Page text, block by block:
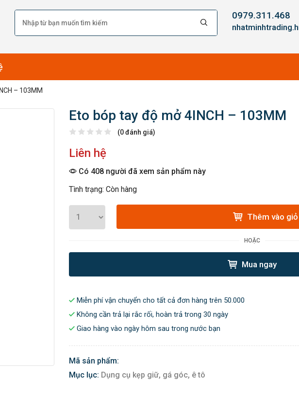
0979.311.468
– 103MM
Eto bóp tay độ mở 4INCH – 103MM
(0 đánh giá)
Liên hệ
Có 408 người đã xem sản phẩm này
Tình trạng: Còn hàng
Thêm vào giỏ
HOẶC
Mua ngay
Miễn phí vận chuyển cho tất cả đơn hàng trên 50.000
Không cần trả lại rắc rối, hoàn trả trong 30 ngày
Giao hàng vào ngày hôm sau trong nước bạn
Mã sản phẩm:
Mục lục: Dụng cụ kẹp giữ, gá góc, ê tô